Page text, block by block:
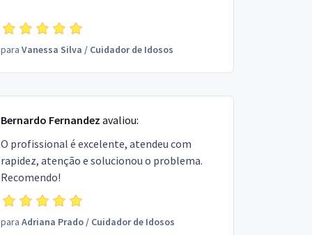
para Vanessa Silva / Cuidador de Idosos
Bernardo Fernandez avaliou:
O profissional é excelente, atendeu com
rapidez, atenção e solucionou o problema.
Recomendo!
para Adriana Prado/ Cuidador de Idosos